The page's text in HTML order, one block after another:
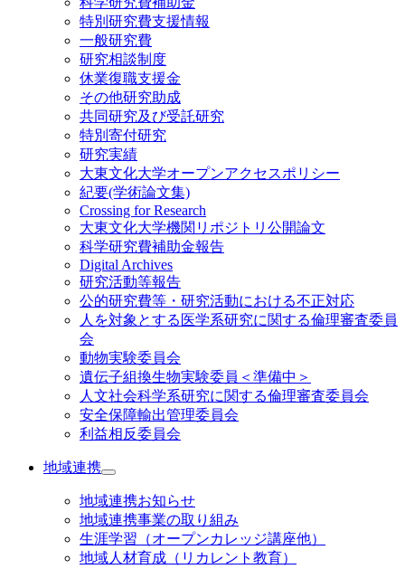
特別研究費支援情報
一般研究費
研究相談制度
休業復職支援金
その他研究助成
共同研究及び受託研究
特別寄付研究
研究実績
大東文化大学オープンアクセスポリシー
紀要(学術論文集)
Crossing for Research
大東文化大学機関リポジトリ公開論文
科学研究費補助金報告
Digital Archives
研究活動等報告
公的研究費等・研究活動における不正対応
人を対象とする医学系研究に関する倫理審査委員
会
動物実験委員会
遺伝子組換生物実験委員＜準備中＞
人文社会科学系研究に関する倫理審査委員会
安全保障輸出管理委員会
利益相反委員会
地域連携
地域連携お知らせ
地域連携事業の取り組み
生涯学習（オープンカレッジ講座他）
地域人材育成（リカレント教育）